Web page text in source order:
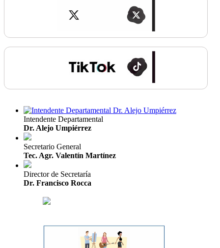
Intendente Departamental
Dr. Alejo Umpiérrez
Secretario General
Tec. Agr. Valentín Martínez
Director de Secretaría
Dr. Francisco Rocca